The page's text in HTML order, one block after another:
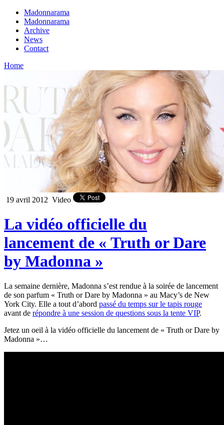
Madonnarama
Madonnarama
Archive
News
Contact
Home
19 avril 2012 Video
La vidéo officielle du
lancement de « Truth or Dare
by Madonna »
La semaine dernière, Madonna s’est rendue à la soirée de lancement
de son parfum « Truth or Dare by Madonna » au Macy’s de New
York City. Elle a tout d’abord passé du temps sur le tapis rouge
avant de répondre à une session de questions sous la tente VIP.
Jetez un oeil à la vidéo officielle du lancement de « Truth or Dare by
Madonna »…